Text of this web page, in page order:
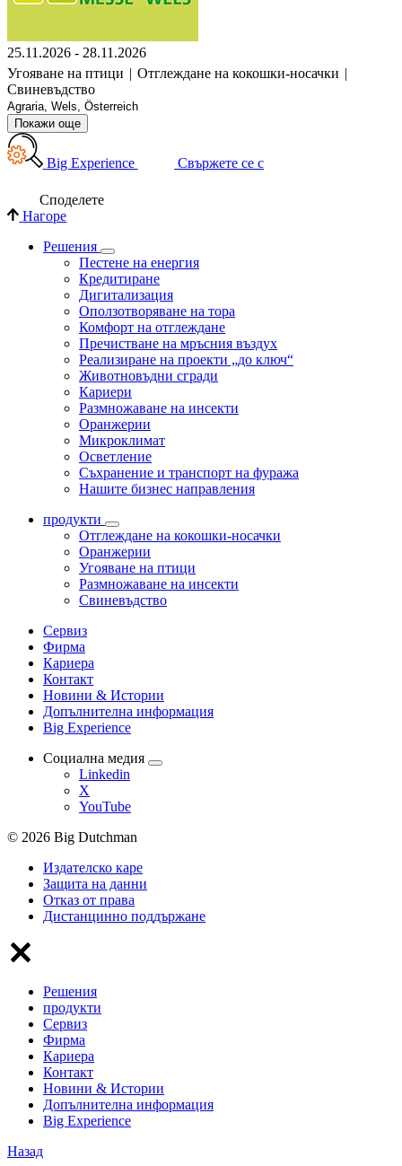
25.11.2026 - 28.11.2026
Угояване на птици | Отглеждане на кокошки-носачки |
Свиневъдство
Agraria, Wels, Österreich
Покажи още
Big Experience Свържете се с
Споделете
Нагоре
Решения
Пестене на енергия
Кредитиране
Дигитализация
Оползотворяване на тора
Комфорт на отглеждане
Пречистване на мръсния въздух
Реализиране на проекти „до ключ“
Животновъдни сгради
Кариери
Размножаване на инсекти
Оранжерии
Микроклимат
Осветление
Съхранение и транспорт на фуража
Нашите бизнес направления
продукти
Отглеждане на кокошки-носачки
Оранжерии
Угояване на птици
Размножаване на инсекти
Свиневъдство
Сервиз
Фирма
Кариера
Контакт
Новини & Истории
Допълнителна информация
Big Experience
Социална медия
Linkedin
X
YouTube
© 2026 Big Dutchman
Издателско каре
Защита на данни
Отказ от права
Дистанцинно поддържане
Решения
продукти
Сервиз
Фирма
Кариера
Контакт
Новини & Истории
Допълнителна информация
Big Experience
Назад